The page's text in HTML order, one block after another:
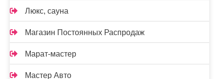
Люкс, сауна
Магазин Постоянных Распродаж
Марат-мастер
Мастер Авто